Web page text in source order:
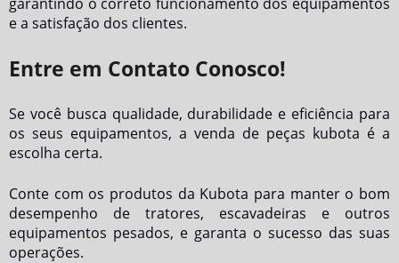
e a satisfação dos clientes.
Entre em Contato Conosco!
Se você busca qualidade, durabilidade e eficiência para
os seus equipamentos, a venda de peças kubota é a
escolha certa.
Conte com os produtos da Kubota para manter o bom
desempenho de tratores, escavadeiras e outros
equipamentos pesados, e garanta o sucesso das suas
operações.